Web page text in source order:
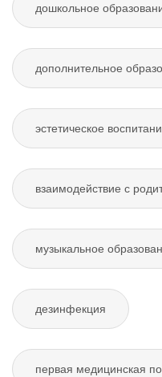
дошкольное
дополнительное
эстетическое
взаимодействие с
музыкальное
дезинфекция